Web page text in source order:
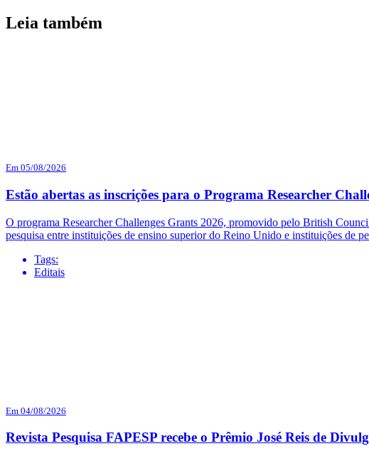
Leia também
Em 05/08/2026
Estão abertas as inscrições para o Programa Researcher
O programa Researcher Challenges Grants 2026, promovido pelo British
pesquisa entre instituições de ensino superior do Reino Unido e instituições de
Tags:
Editais
Em 04/08/2026
Revista Pesquisa FAPESP recebe o Prêmio José Reis de